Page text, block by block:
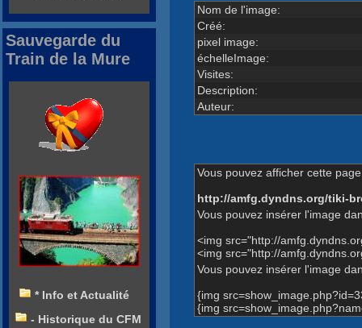
Nom de l'image:
Créé:
pixel image:
échelleImage:
Visites:
Description:
Auteur:
Vous pouvez afficher cette
http://amfg.dyndns.org/tiki-
Vous pouvez insérer l'image
<img src="http://
<img src="http://
Vous pouvez insérer l'image
{img
{img
Sauvegarde du
Train de la Mure
* Info et Actualité
- Historique du CFM